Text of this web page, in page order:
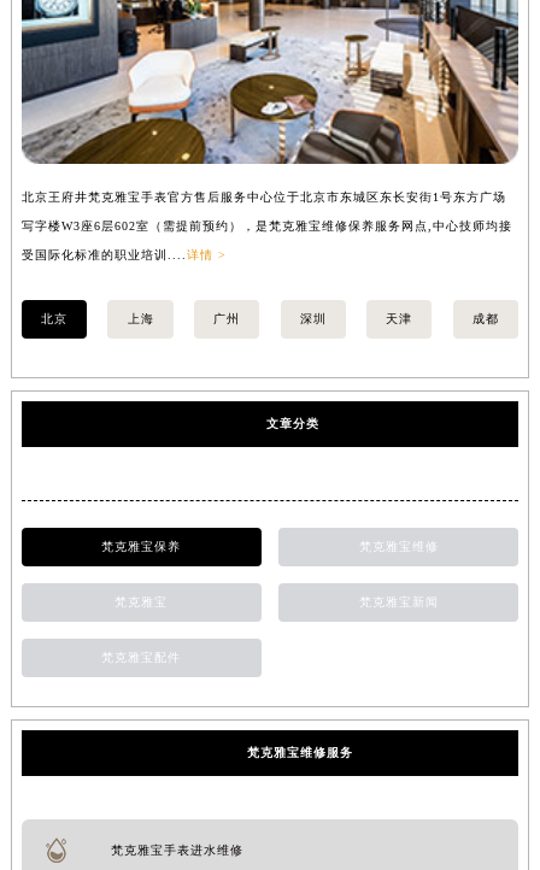
北京王府井梵克雅宝手表官方售后服务中心位于北京市东城区东长安街1号东方广场
写字楼W3座6层602室（需提前预约），是梵克雅宝维修保养服务网点,中心技师均接
受国际化标准的职业培训....详情 >
北京 上海 广州 深圳 天津 成都
文章分类
梵克雅宝保养 梵克雅宝维修
梵克雅宝 梵克雅宝新闻
梵克雅宝配件
梵克雅宝维修服务
梵克雅宝手表进水维修